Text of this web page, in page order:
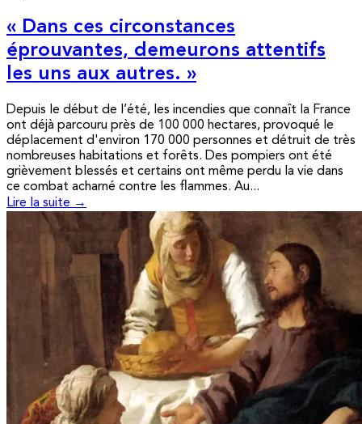
« Dans ces circonstances
éprouvantes, demeurons attentifs
les uns aux autres. »
Depuis le début de l’été, les incendies que connaît la France
ont déjà parcouru près de 100 000 hectares, provoqué le
déplacement d'environ 170 000 personnes et détruit de très
nombreuses habitations et forêts. Des pompiers ont été
grièvement blessés et certains ont même perdu la vie dans
ce combat acharné contre les flammes. Au...
Lire la suite →